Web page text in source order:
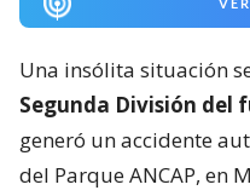
Una insólita situación
Segunda División del
generó un accidente
del Parque ANCAP, en